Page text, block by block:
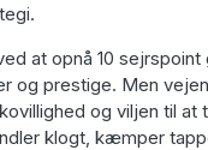
at opnå 10 sejrspoint
og prestige. Men
og viljen til
klogt, kæmper